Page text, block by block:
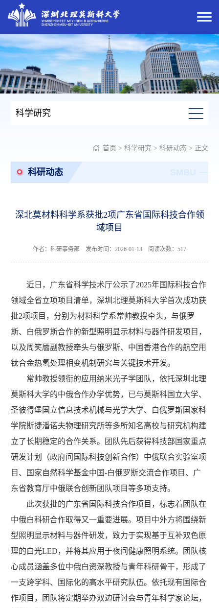
科学研究
首页 > 科学研究> 科研动态> 正文
科研动态
深北莫材料科学系获批2项广东省国际科技合作领
域项目
作者：科研事务部 发布时间：2026-01-13 阅读次数： 517
近日，广东省科学技术厅公示了2025年国际科技合作
领域全省立项项目清单，深圳北理莫斯科大学首次成功获
批2项项目，分别为材料科学系常帅教授牵头，与俄罗
斯、白俄罗斯合作的新型照明显示材料与器件研发项目，
以及周笑靥副教授牵头与俄罗斯、中国香港合作的航空用
钛合金热氢处理相变机制研究与关键技术开发。
常帅教授领衔的应用纳米光子学团队，依托深圳北理
莫斯科大学的中俄合作办学优势，已与莫斯科国立大学、
圣彼得堡国立信息技术机械与光学大学、白俄罗斯国家科
学院斯捷潘诺夫物理研究所等多所知名高校与研究机构建
立了长期稳定的合作关系。团队先后获得科技部国家重点
研发计划（政府间国际科技创新合作）中俄联合实验室项
目、国家自然科学基金中国-白俄罗斯交流合作项目、广
东省教育厅中俄联合创新团队项目等多项支持。
此次获批的广东省国际科技合作项目，标志着团队在
中俄白科研合作取得又一重要进展。项目中外方将围绕新
型照明显示材料与器件研发，致力于实现基于互补双色原
理的白光LED，并将其应用于夜间健康照明系统。团队核
心成员涵盖多位中俄白资深教授与青年科研骨干，形成了
一支跨学科、国际化的高水平研究队伍。依托现有国际合
作项目，团队将定期举办双边研讨会与青年科学家论坛，